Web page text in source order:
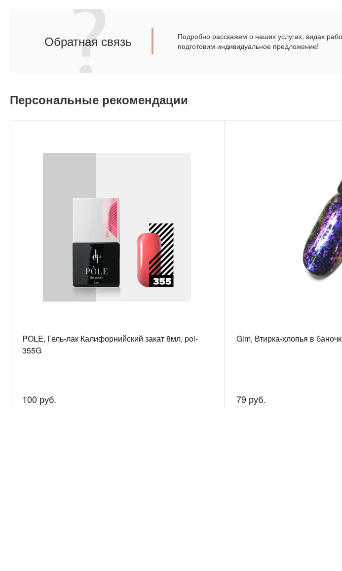
Обратная связь
Подробно расскажем о наших услугах, видах
подготовим индивидуальное предложение!
Персональные рекомендации
POLE, Гель-лак Калифорнийский закат 8мл, pol-
355G
100 руб.
Glm, Втирка-хлопья в
79 руб.